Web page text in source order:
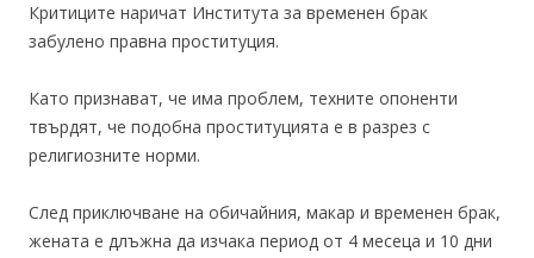
Критиците наричат ​​Института за временен брак
забулено правна проституция.
Като признават, че има проблем, техните опоненти
твърдят, че подобна проституцията е в разрез с
религиозните норми.
След приключване на обичайния, макар и временен брак,
жената е длъжна да изчака период от 4 месеца и 10 дни